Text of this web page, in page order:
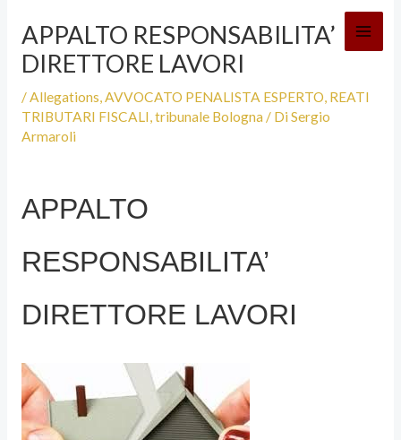
contenuto
APPALTO RESPONSABILITA’
DIRETTORE LAVORI
/Allegations,AVVOCATO PENALISTA ESPERTO, REATI
TRIBUTARI FISCALI,tribunale Bologna / DiSergio
Armaroli
APPALTO
RESPONSABILITA’
DIRETTORE LAVORI